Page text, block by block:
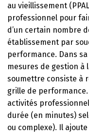
au vieillissement
professionnel pour
d’un certain nombre
établissement par
performance. Dans
mesures de gestion à
soumettre consiste à
grille de
activités
durée (en minutes)
ou complexe). Il